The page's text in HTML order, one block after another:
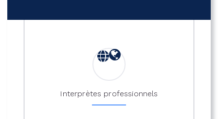
Interprètes professionnels